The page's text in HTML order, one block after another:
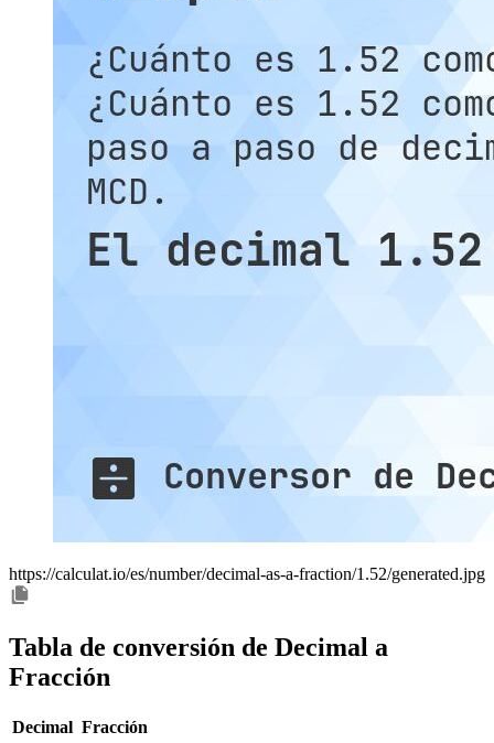
https://calculat.io/es/number/decimal-as-a-fraction/1.52/generated.jpg
Tabla de conversión de Decimal a
Fracción
Decimal Fracción